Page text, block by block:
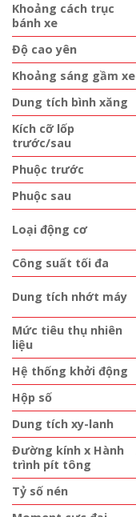
Khoảng cách trục
bánh xe
Độ cao yên
Khoảng sáng gầm xe
Dung tích bình xăng
Kích cỡ lốp
trước/sau
Phuộc trước
Phuộc sau
Loại động cơ
Công suất tối đa
Dung tích nhớt máy
Mức tiêu thụ nhiên
liệu
Hệ thống khởi động
Hộp số
Dung tích xy-lanh
Đường kính x Hành
trình pít tông
Tỷ số nén